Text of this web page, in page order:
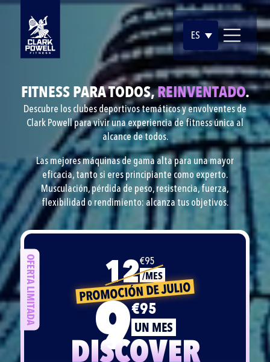
ES
FITNESS PARA TODOS,REINVENTADO.
Descubre los clubes deportivos temáticos y envolventes de
Clark Powell para vivir una experiencia de fitness única al
alcance de todos.
Las mejores máquinas de gama alta para una mayor
eficacia, tanto si eres principiante como experto.
Musculación, pérdida de peso, resistencia, fuerza,
flexibilidad o rendimiento: alcanza tus objetivos.
OFERTA LIMITADA 12€95
/MES
PROMOCIÓN DE JULIO
9€95
UN MES
DISCOVER